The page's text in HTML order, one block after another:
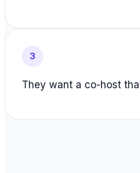
3
They want a co-host